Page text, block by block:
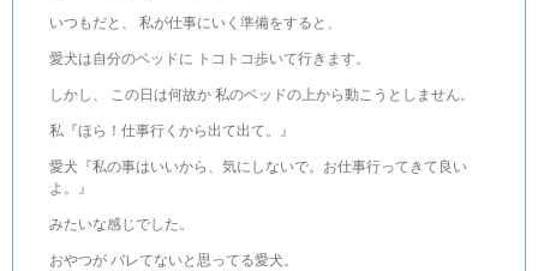
いつもだと、 私が仕事にいく準備をすると、
愛犬は自分のベッドに トコトコ歩いて行きます。
しかし、 この日は何故か 私のベッドの上から動こうとしません。
私『ほら！仕事行くから出て出て。』
愛犬『私の事はいいから、気にしないで。お仕事行ってきて良い
よ。』
みたいな感じでした。
おやつが バレてないと思ってる愛犬。